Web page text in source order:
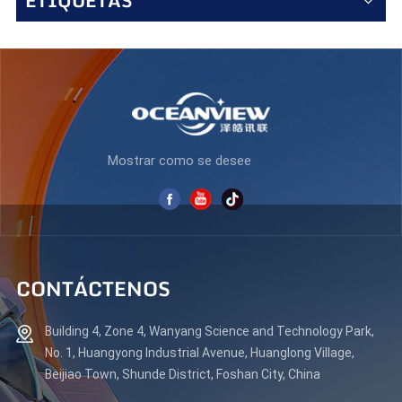
Diseñado para largas sesiones de trabajo, el ES238Q180
incorpora tecnología antiparpadeo y baja emisión de luz
azul para reducir la fatiga visual. Sus ángulos de visión de
178° (H/V) garantizan una precisión de color uniforme
desde prácticamente cualquier posición, lo que lo hace
ideal para entornos de trabajo colaborativo. Diseño
elegante y profesional Sus biseles delgados y su estética
moderna hacen de este monitor una adición elegante a
cualquier espacio de trabajo. Admite múltiples opciones
de conectividad. Ya sea que esté analizando números,
editando documentos o disfrutando de contenido
multimedia, el ES238Q180 ofrece una experiencia de
lo que lo convierte en la opción perfecta para los
profesionales que exigen un alto rendimiento en su flujo
de trabajo diario. Mejore su productividad con el
ES238Q180, donde la precisión se combina con la
eficiencia.
Mostrar como se desee
CONTÁCTENOS
Building 4, Zone 4, Wanyang Science and Technology Park,
No. 1, Huangyong Industrial Avenue, Huanglong Village,
Beijiao Town, Shunde District, Foshan City, China